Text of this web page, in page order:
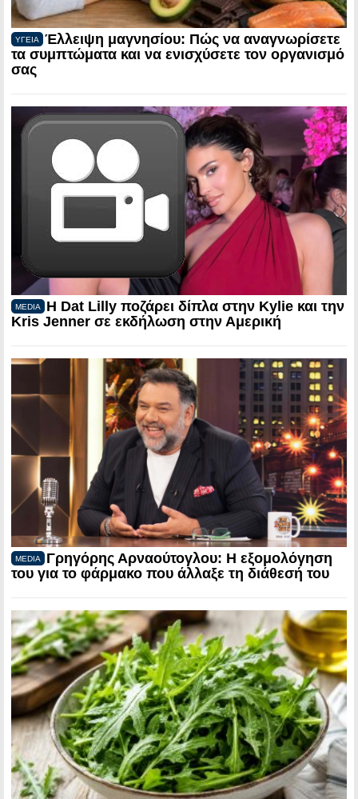
ΥΓΕΙΑ
Έλλειψη μαγνησίου: Πώς να αναγνωρίσετε
τα συμπτώματα και να ενισχύσετε τον οργανισμό
σας
MEDIA
Η Dat Lilly ποζάρει δίπλα στην Kylie και την
Kris Jenner σε εκδήλωση στην Αμερική
MEDIA
Γρηγόρης Αρναούτογλου: Η εξομολόγηση
του για το φάρμακο που άλλαξε τη διάθεσή του